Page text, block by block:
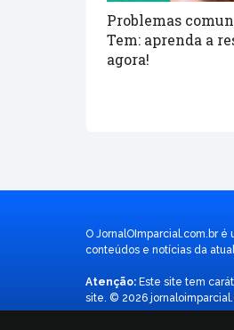
Problemas
Tem: aprenda a
agora!
O JornalOImparcial.com.br
conteúdos e notícias da
Atenção: Este site tem
site. © 2026